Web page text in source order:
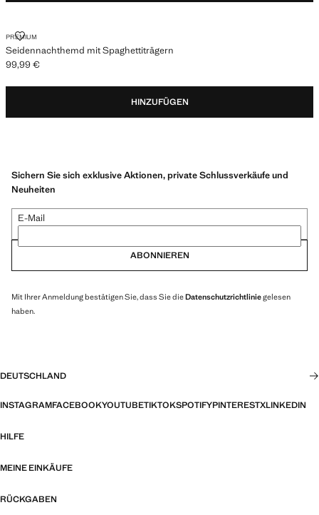
PREMIUM
Seidennachthemd mit Spaghettiträgern
SEIDENNACHTHEMD MIT SPAGHETTITRÄGERN
Aktueller Preis [99,99 € ]
99,99 €
HINZUFÜGEN
Sichern Sie sich exklusive Aktionen, private Schlussverkäufe und
Neuheiten
E-Mail
ABONNIEREN
Mit Ihrer Anmeldung bestätigen Sie, dass Sie dieDatenschutzrichtliniegelesen
haben.
DEUTSCHLAND
INSTAGRAMFACEBOOKYOUTUBETIKTOKSPOTIFYPINTERESTXLINKEDIN
HILFE
MEINE EINKÄUFE
RÜCKGABEN